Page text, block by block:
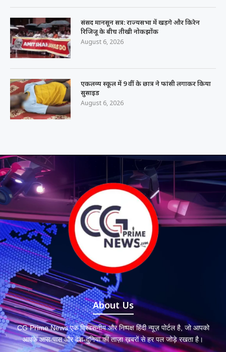
संसद मानसून सत्र: राज्यसभा में खड़गे और किरेन
रिजिजू के बीच तीखी नोकझोंक
August 6, 2026
एकलव्य स्कूल में 9 वीं के छात्र ने फांसी लगाकर किया
सुसाइड
August 6, 2026
About Us
CG Prime News एक विश्वसनीय और निष्पक्ष हिंदी न्यूज़ पोर्टल है, जो आपको
आपके आस-पास और देश-दुनिया की ताज़ा ख़बरों से हर पल जोड़े रखता है।